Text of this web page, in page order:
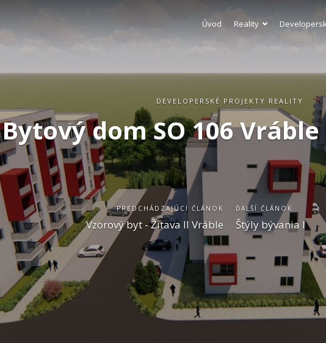
DEVELOPERSKÉ PROJEKTY REALITY
Bytový dom SO 106
PREDCHÁDZAJÚCI ČLÁNOK
Vzorový byt - Žitava II Vráble
ĎALŠÍ ČLÁNOK
Štýly bývania I
Úvod Reality